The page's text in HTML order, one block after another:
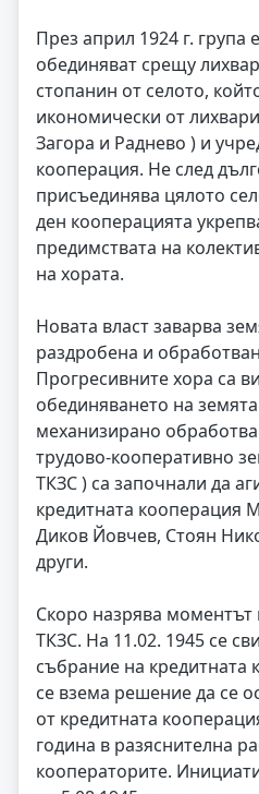
През април 1924 г. група
обединяват срещу
стопанин от селото,
икономически от
Загора и Раднево ) и
кооперация. Не след
присъединява цялото
ден кооперацията
предимствата на
на хората.
Новата власт заварва
раздробена и
Прогресивните хора са
обединяването на
механизирано
трудово-кооперативно
ТКЗС ) са започнали да
кредитната кооперация
Диков Йовчев, Стоян
други.
Скоро назрява моментът
ТКЗС. На 11.02. 1945 се
събрание на кредитната
се взема решение да се
от кредитната
година в разяснителна
кооператорите.